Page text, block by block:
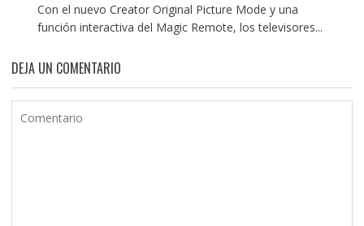
Con el nuevo Creator Original Picture Mode y una
función interactiva del Magic Remote, los televisores...
DEJA UN COMENTARIO